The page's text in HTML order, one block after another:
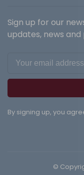
Sign up for our
updates, news
By signing up, you
©